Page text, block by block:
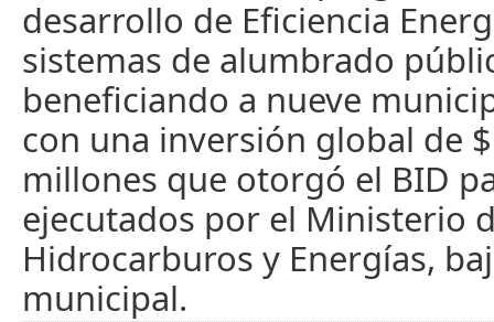
desarrollo de Eficiencia
sistemas de alumbrado
beneficiando a nueve
con una inversión global de
millones que otorgó el BID
ejecutados por el Ministerio
Hidrocarburos y Energías,
municipal.